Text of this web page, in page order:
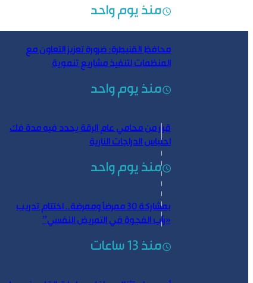
منذ يوم واحد
محافظ القنيطرة: ضرورة تعزيز التعاون مع
المنظمات لتنفيذ مشاريع تنموية
منذ يوم واحد
قرار من محامي عام الرقة يحدد فيه مدة فك
احتباس الدراجات النارية
منذ يوم واحد
بمشاركة 30 ممرضاً وممرضة.. اختتام تدريب
«رأب الفجوة في التمريض النفسي”
منذ 13 ساعات